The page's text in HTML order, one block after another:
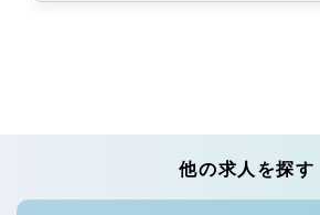
他の求人を探す